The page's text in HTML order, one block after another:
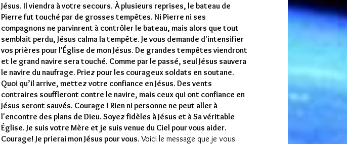
Jésus. Il viendra à votre secours. À plusieurs reprises, le bateau de
Pierre fut touché par de grosses tempêtes. Ni Pierre ni ses
compagnons ne parvinrent à contrôler le bateau, mais alors que tout
semblait perdu, Jésus calma la tempête. Je vous demande d'intensifier
vos prières pour l'Église de mon Jésus. De grandes tempêtes viendront
et le grand navire sera touché. Comme par le passé, seul Jésus sauvera
le navire du naufrage. Priez pour les courageux soldats en soutane.
Quoi qu’il arrive, mettez votre confiance en Jésus. Des vents
contraires souffleront contre le navire, mais ceux qui ont confiance en
Jésus seront sauvés. Courage ! Rien ni personne ne peut aller à
l'encontre des plans de Dieu. Soyez fidèles à Jésus et à Sa véritable
Église. Je suis votre Mère et je suis venue du Ciel pour vous aider.
Courage! Je prierai mon Jésus pour vous. Voici le message que je vous